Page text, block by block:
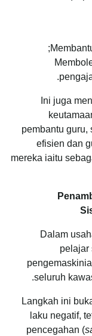
Ini juga
pembantu guru,
efisien dan
mereka iaitu
Dalam
pelajar
seluruh
Langkah ini
laku negatif,
pencegahan (